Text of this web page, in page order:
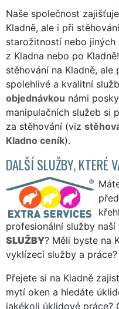
Naše společnost
Kladně, ale i při
starožitností nebo jiných
z Kladna nebo po
stěhování na Kladně,
spolehlivé a kvalitní
objednávkou námi
manipulačních služeb si
za stěhování (viz
Kladno ceník).
DALŠÍ SLUŽBY, KTERÉ
profesionální služby naší
SLUŽBY? Měli byste na
vyklízecí služby a
Přejete si na Kladně
mytí oken a hledáte
jakékoli úklidové práce?